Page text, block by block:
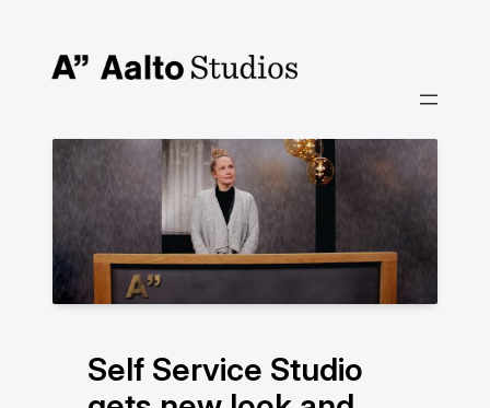
content
Self Service Studio